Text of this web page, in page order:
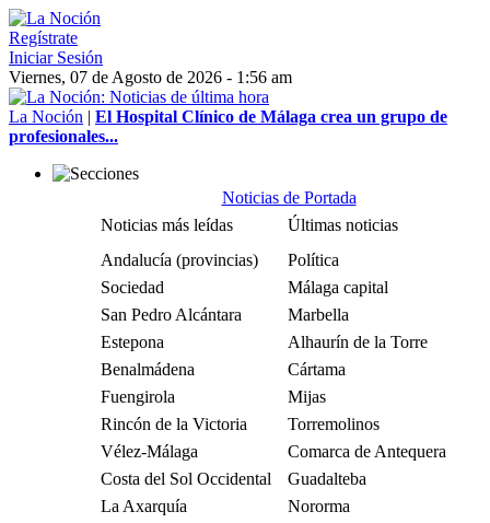
Regístrate
Iniciar Sesión
Viernes, 07 de Agosto de 2026 - 1:56 am
La Noción | El Hospital Clínico de Málaga crea un grupo de
profesionales...
Noticias de Portada
Noticias más leídas
Últimas noticias
Andalucía (provincias)
Política
Sociedad
Málaga capital
San Pedro Alcántara
Marbella
Estepona
Alhaurín de la Torre
Benalmádena
Cártama
Fuengirola
Mijas
Rincón de la Victoria
Torremolinos
Vélez-Málaga
Comarca de Antequera
Costa del Sol Occidental
Guadalteba
La Axarquía
Nororma